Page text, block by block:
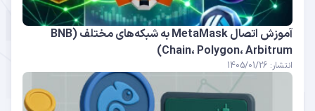
آموزش اتصال MetaMask به شبکه‌های مختلف (BNB
Chain، Polygon، Arbitrum)
انتشار: 1405/01/26